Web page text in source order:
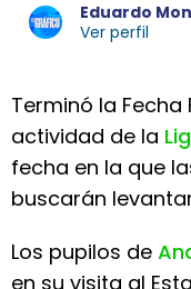
Eduardo
Ver perfil
Terminó la Fecha
actividad de la
fecha en la que
buscarán
Los pupilos de
en su visita al